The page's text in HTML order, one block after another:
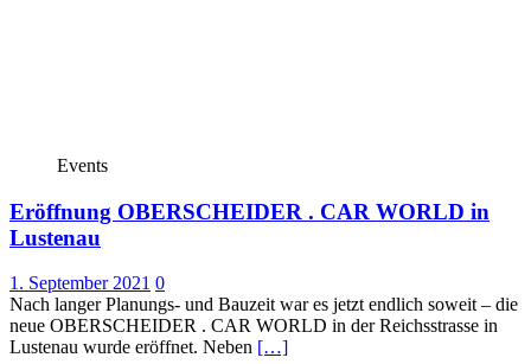
Events
Eröffnung OBERSCHEIDER . CAR WORLD in
Lustenau
1. September 2021 0
Nach langer Planungs- und Bauzeit war es jetzt endlich soweit – die
neue OBERSCHEIDER . CAR WORLD in der Reichsstrasse in
Lustenau wurde eröffnet. Neben […]